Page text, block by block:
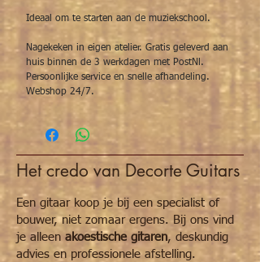
Ideaal om te starten aan de muziekschool.
Nagekeken in eigen atelier. Gratis geleverd aan
huis binnen de 3 werkdagen met PostNl.
Persoonlijke service en snelle afhandeling.
Webshop 24/7.
Het credo van Decorte Guitars
Een gitaar koop je bij een specialist of
bouwer, niet zomaar ergens. Bij ons vind
je alleen akoestische gitaren, deskundig
advies en professionele afstelling.